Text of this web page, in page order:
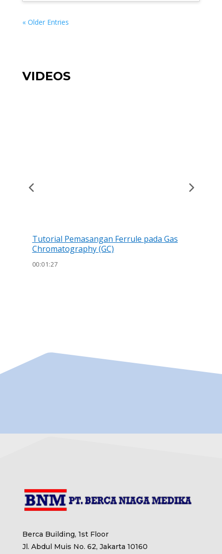
« Older Entries
VIDEOS
Tutorial Pemasangan Ferrule pada Gas
Chromatography (GC)
00:01:27
Berca Building, 1st Floor
Jl. Abdul Muis No. 62, Jakarta 10160